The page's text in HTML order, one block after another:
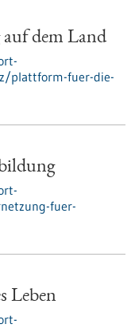
dem Land
plattform-fuer-die-
fuer-
Leben